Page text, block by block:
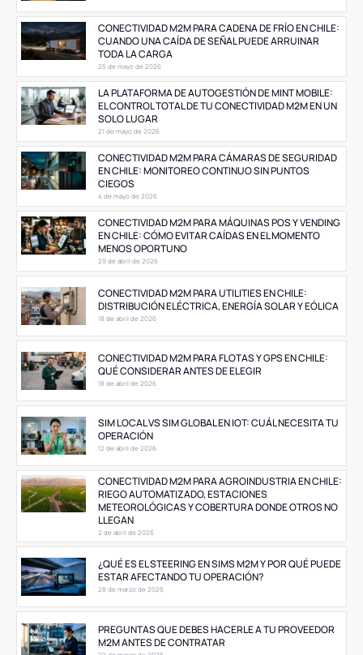
CONECTIVIDAD M2M PARA CADENA DE FRÍO EN CHILE:
CUANDO UNA CAÍDA DE SEÑAL PUEDE ARRUINAR
TODA LA CARGA
25 de mayo de 2026
LA PLATAFORMA DE AUTOGESTIÓN DE MINT MOBILE:
EL CONTROL TOTAL DE TU CONECTIVIDAD M2M EN UN
SOLO LUGAR
21 de mayo de 2026
CONECTIVIDAD M2M PARA CÁMARAS DE SEGURIDAD
EN CHILE: MONITOREO CONTINUO SIN PUNTOS
CIEGOS
4 de mayo de 2026
CONECTIVIDAD M2M PARA MÁQUINAS POS Y VENDING
EN CHILE: CÓMO EVITAR CAÍDAS EN EL MOMENTO
MENOS OPORTUNO
29 de abril de 2026
CONECTIVIDAD M2M PARA UTILITIES EN CHILE:
DISTRIBUCIÓN ELÉCTRICA, ENERGÍA SOLAR Y EÓLICA
18 de abril de 2026
CONECTIVIDAD M2M PARA FLOTAS Y GPS EN CHILE:
QUÉ CONSIDERAR ANTES DE ELEGIR
18 de abril de 2026
SIM LOCAL VS SIM GLOBAL EN IOT: CUÁL NECESITA TU
OPERACIÓN
12 de abril de 2026
CONECTIVIDAD M2M PARA AGROINDUSTRIA EN CHILE:
RIEGO AUTOMATIZADO, ESTACIONES
METEOROLÓGICAS Y COBERTURA DONDE OTROS NO
LLEGAN
2 de abril de 2026
¿QUÉ ES EL STEERING EN SIMS M2M Y POR QUÉ PUEDE
ESTAR AFECTANDO TU OPERACIÓN?
28 de marzo de 2026
PREGUNTAS QUE DEBES HACERLE A TU PROVEEDOR
M2M ANTES DE CONTRATAR